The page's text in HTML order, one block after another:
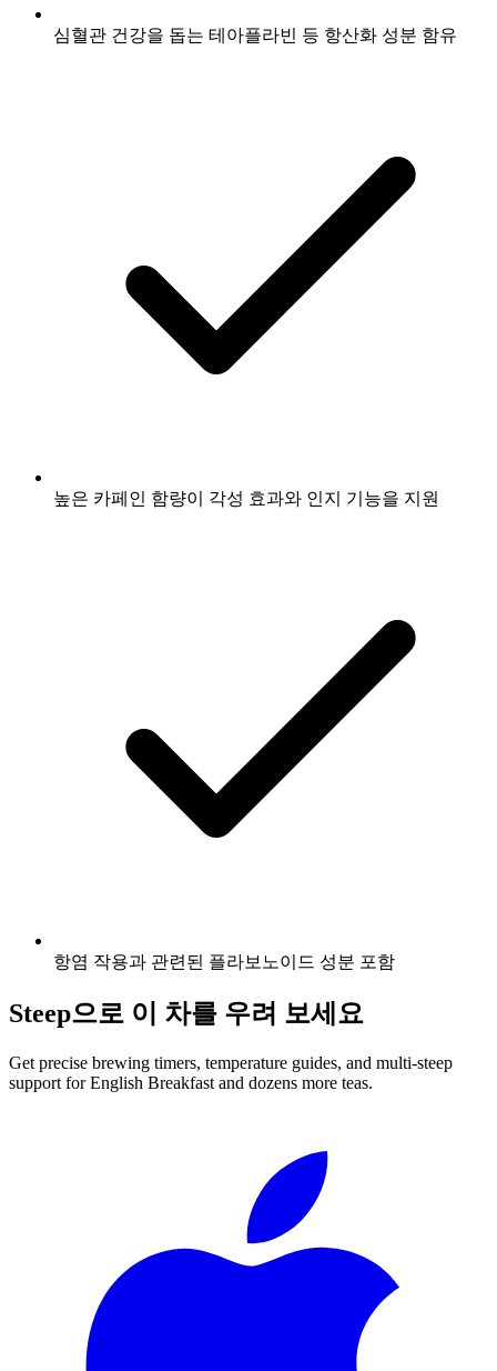
심혈관 건강을 돕는 테아플라빈 등 항산화 성분 함유
높은 카페인 함량이 각성 효과와 인지 기능을 지원
항염 작용과 관련된 플라보노이드 성분 포함
Steep으로 이 차를 우려 보세요
Get precise brewing timers, temperature guides, and multi-steep
support forEnglish Breakfast and dozens more teas.